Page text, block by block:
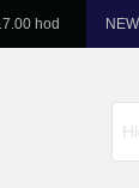
hod